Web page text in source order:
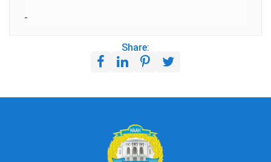
Share: